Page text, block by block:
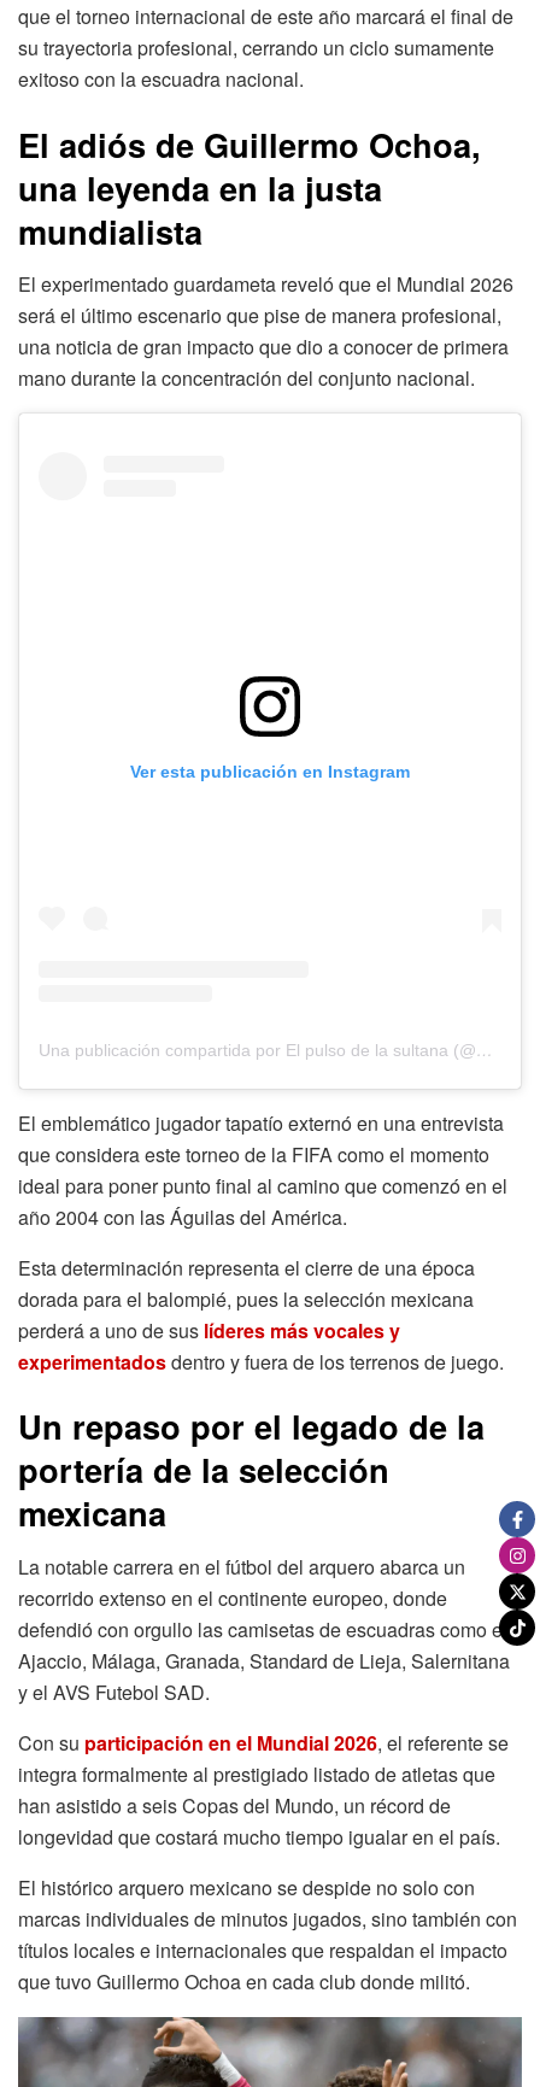
que el torneo internacional de este año marcará el final de
su trayectoria profesional, cerrando un ciclo sumamente
exitoso con la escuadra nacional.
El adiós de Guillermo Ochoa,
una leyenda en la justa
mundialista
El experimentado guardameta reveló que el Mundial 2026
será el último escenario que pise de manera profesional,
una noticia de gran impacto que dio a conocer de primera
mano durante la concentración del conjunto nacional.
Ver esta publicación en Instagram
Una publicación compartida por El pulso de la sultana (@pulso_dela_sultana)
El emblemático jugador tapatío externó en una entrevista
que considera este torneo de la FIFA como el momento
ideal para poner punto final al camino que comenzó en el
año 2004 con las Águilas del América.
Esta determinación representa el cierre de una época
dorada para el balompié, pues la selección mexicana
perderá a uno de sus líderes más vocales y
experimentadosdentro y fuera de los terrenos de juego.
Un repaso por el legado de la
portería de la selección
mexicana
La notable carrera en el fútbol del arquero abarca un
recorrido extenso en el continente europeo, donde
defendió con orgullo las camisetas de escuadras como el
Ajaccio, Málaga, Granada, Standard de Lieja, Salernitana
y el AVS Futebol SAD.
Con su participación en el Mundial 2026, el referente se
integra formalmente al prestigiado listado de atletas que
han asistido a seis Copas del Mundo, un récord de
longevidad que costará mucho tiempo igualar en el país.
El histórico arquero mexicano se despide no solo con
marcas individuales de minutos jugados, sino también con
títulos locales e internacionales que respaldan el impacto
que tuvo Guillermo Ochoa en cada club donde militó.